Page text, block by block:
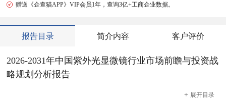
赠送《企查猫APP》VIP会员1年，查询3亿+工商企业数据。
报告目录 简介内容 客户评价
2026-2031年中国紫外光显微镜行业市场前瞻与投资战
略规划分析报告
+ 展开目录